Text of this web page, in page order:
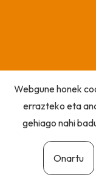
Webgune honek
errazteko eta
gehiago nahi
Onartu